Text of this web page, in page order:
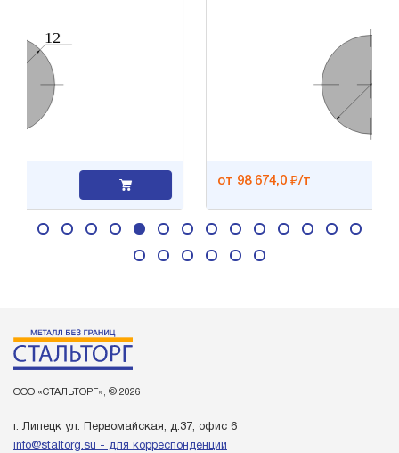
от 98 674,0 ₽/т
ООО «СТАЛЬТОРГ», © 2026
г. Липецк ул. Первомайская, д.37, офис 6
info@staltorg.su - для корреспонденции